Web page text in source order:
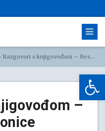
Razgovori s knjigovođom – Besplatne radionice namijenjene poduzetnicima i nezaposlenim osobama – Grad Bakar
–